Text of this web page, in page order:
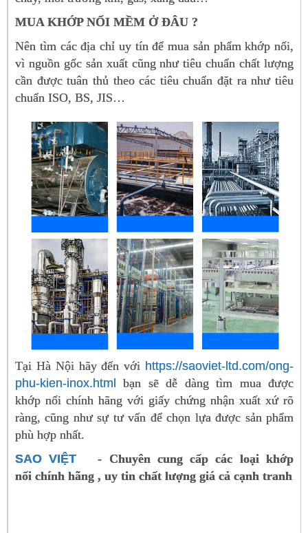
MUA KHỚP NỐI MỀM Ở ĐÂU ?
Nên tìm các địa chỉ uy tín để mua sản phẩm khớp nối,
vì nguồn gốc sản xuất cũng như tiêu chuẩn chất lượng
cần được tuân thủ theo các tiêu chuẩn đặt ra như tiêu
chuẩn ISO, BS, JIS…
Tại Hà Nội hãy đến với https://saoviet-ltd.com/ong-
phu-kien-inox.html bạn sẽ dễ dàng tìm mua được
khớp nối chính hãng với giấy chứng nhận xuất xứ rõ
ràng, cũng như sự tư vấn để chọn lựa được sản phẩm
phù hợp nhất.
SAO VIỆT
- Chuyên cung cấp các loại khớp
nối chính hãng , uy tin chất lượng giá cả cạnh tranh